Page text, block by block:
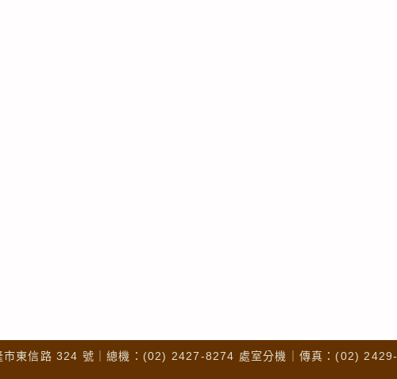
東信路 324 號｜總機：(02) 2427-8274 處室分機｜傳真：(02) 2429-